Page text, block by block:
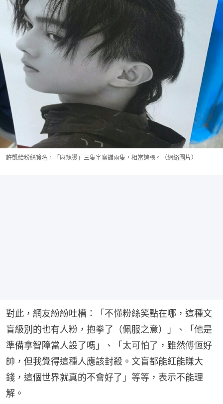
許凱給粉絲簽名，「麻辣燙」三隻字寫錯兩隻，相當誇張。（網絡圖片）
對此，網友紛紛吐槽：「不懂粉絲笑點在哪，這種文
盲級別的也有人粉，抱拳了（佩服之意）」、「他是
準備拿智障當人設了嗎」、「太可怕了，雖然傅恆好
帥，但我覺得這種人應該封殺。文盲都能紅能賺大
錢，這個世界就真的不會好了」等等，表示不能理
解。